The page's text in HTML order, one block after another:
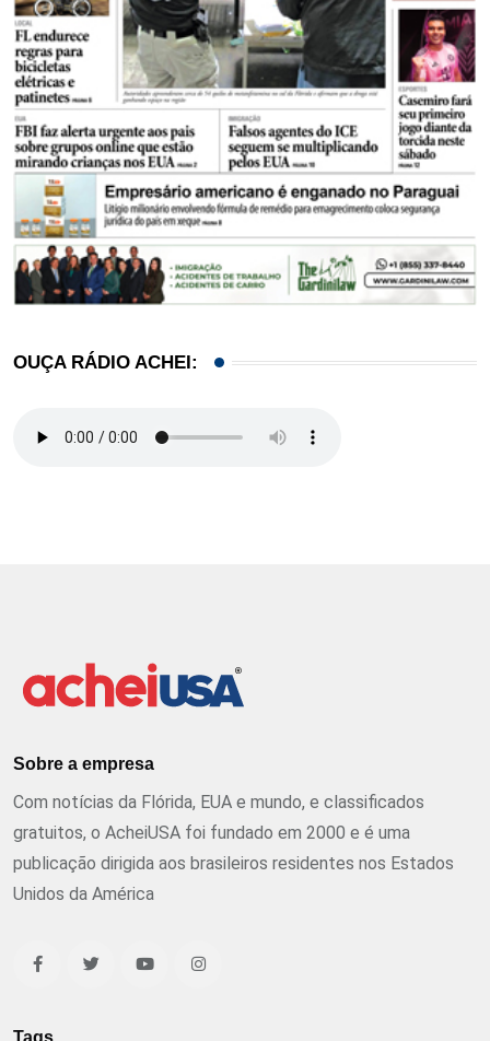
OUÇA RÁDIO ACHEI:
Sobre a empresa
Com notícias da Flórida, EUA e mundo, e classificados
gratuitos, o AcheiUSA foi fundado em 2000 e é uma
publicação dirigida aos brasileiros residentes nos Estados
Unidos da América
Tags